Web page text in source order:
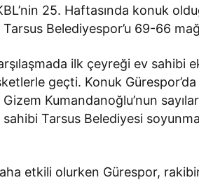
25. Haftasında konuk
Belediyespor’u 69-66
ilk çeyreği ev sahibi
geçti. Konuk
Kumandanoğlu’nun
Tarsus Belediyesi
etkili olurken Gürespor,